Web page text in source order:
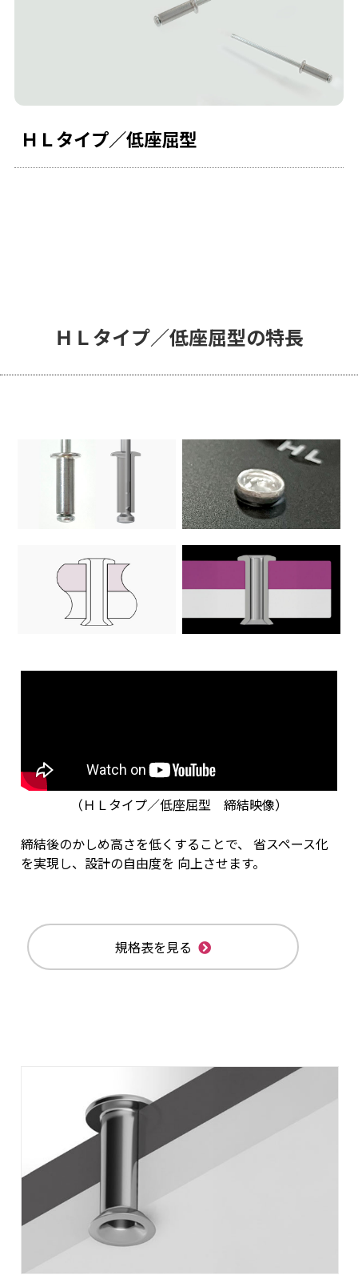
ＨＬタイプ／低座屈型
ＨＬタイプ／低座屈型の特長
（ＨＬタイプ／低座屈型 締結映像）
締結後のかしめ高さを低くすることで、 省スペース化
を実現し、設計の自由度を 向上させます。
規格表を見る